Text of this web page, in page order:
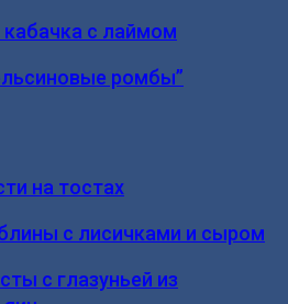
с лаймом
ромбы”
на тостах
с лисичками и сыром
с глазуньей из